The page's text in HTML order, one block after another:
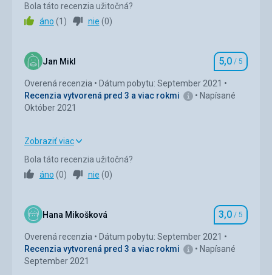
soukromí a přitom kilometr od centra města.
Okolie 5,0/ 5
Služby 4,0
Cena
Pláž
Pláž přímo před hotelem, nadherny výhled na ni přímo z
terasy, před vstupem na pláž venkovní sprcha se “sladkou”
vodou, takže je možné se po cestě z moře omyt od písku a
Strava
Bez stravy
Ubytovanie
Hotel čistý, apartmán prostorný, kuchyňka vybavená
základním nádobím. Jen bych doporučuji vzít si sebou
Bola táto recenzia užitočná?
áno (1 ) nie (0)
Jan Mikl Hodnotenie
5,0 / 5
Overená recenzia
Dátum pobytu: September 2021
Recenzia vytvorená pred 3 a viac rokmi
Napísané
Október 2021
Ubytovanie
Služby 5,0/ 5
Cena 5,0
Zobraziť viac
Bola táto recenzia užitočná?
áno (0) nie (0)
Hana Mikošková Hodnotenie
3,0 / 5
Overená recenzia
Dátum pobytu: September 2021
Recenzia vytvorená pred 3 a viac rokmi
Napísané
September 2021